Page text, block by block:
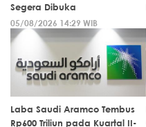
Segera Dibuka
05/08/2026 14:29 WIB
Laba Saudi Aramco Tembus
Rp600 Triliun pada Kuartal II-